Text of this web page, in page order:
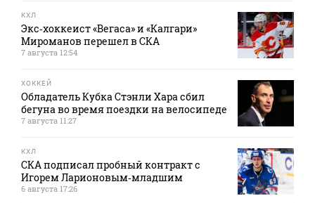
КХЛ
Экс‑хоккеист «Вегаса» и «Калгари»
Мироманов перешел в СКА
7 августа 12:54
ХОККЕЙ
Обладатель Кубка Стэнли Хара сбил
бегуна во время поездки на велосипеде
7 августа 11:27
КХЛ
СКА подписал пробный контракт с
Игорем Ларионовым‑младшим
6 августа 17:26